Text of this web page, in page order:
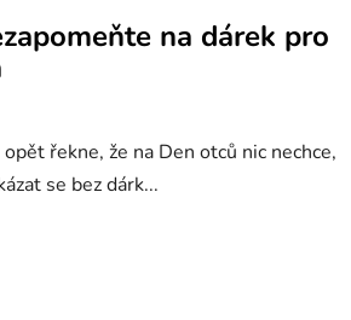
na dárek pro
řekne, že na Den otců nic nechce,
se bez dárk...